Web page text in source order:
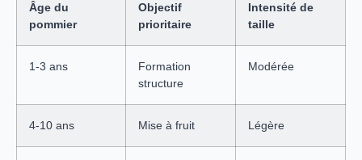
Âge du
pommier
Objectif
prioritaire
Intensité de
taille
1-3 ans
Formation
structure
Modérée
4-10 ans Mise à fruit Légère